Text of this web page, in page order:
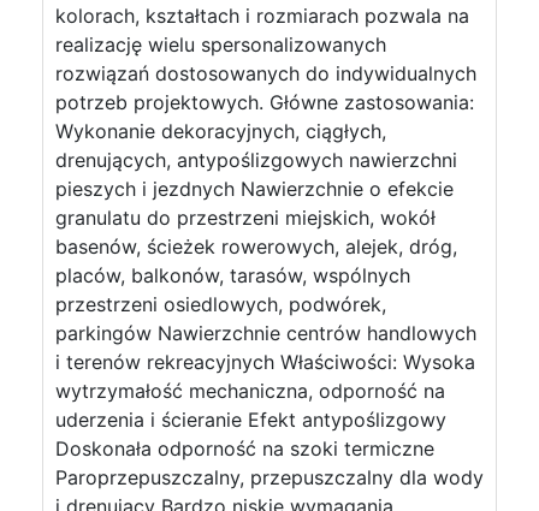
kolorach, kształtach i rozmiarach pozwala na
realizację wielu spersonalizowanych
rozwiązań dostosowanych do indywidualnych
potrzeb projektowych. Główne zastosowania:
Wykonanie dekoracyjnych, ciągłych,
drenujących, antypoślizgowych nawierzchni
pieszych i jezdnych Nawierzchnie o efekcie
granulatu do przestrzeni miejskich, wokół
basenów, ścieżek rowerowych, alejek, dróg,
placów, balkonów, tarasów, wspólnych
przestrzeni osiedlowych, podwórek,
parkingów Nawierzchnie centrów handlowych
i terenów rekreacyjnych Właściwości: Wysoka
wytrzymałość mechaniczna, odporność na
uderzenia i ścieranie Efekt antypoślizgowy
Doskonała odporność na szoki termiczne
Paroprzepuszczalny, przepuszczalny dla wody
i drenujący Bardzo niskie wymagania